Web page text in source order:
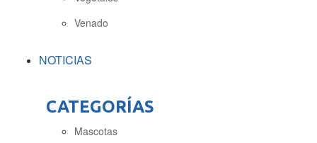
Venado
NOTICIAS
CATEGORÍAS
Mascotas